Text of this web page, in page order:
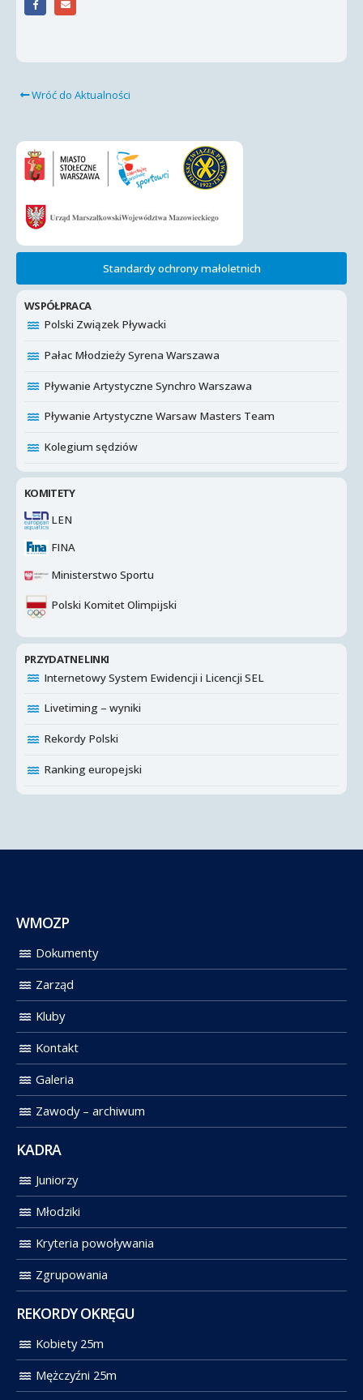
Wróć do Aktualności
Standardy ochrony małoletnich
WSPÓŁPRACA
Polski Związek Pływacki
Pałac Młodzieży Syrena Warszawa
Pływanie Artystyczne Synchro Warszawa
Pływanie Artystyczne Warsaw Masters Team
Kolegium sędziów
KOMITETY
LEN
FINA
Ministerstwo Sportu
Polski Komitet Olimpijski
PRZYDATNE LINKI
Internetowy System Ewidencji i Licencji SEL
Livetiming – wyniki
Rekordy Polski
Ranking europejski
WMOZP
Dokumenty
Zarząd
Kluby
Kontakt
Galeria
Zawody – archiwum
KADRA
Juniorzy
Młodziki
Kryteria powoływania
Zgrupowania
REKORDY OKRĘGU
Kobiety 25m
Mężczyźni 25m